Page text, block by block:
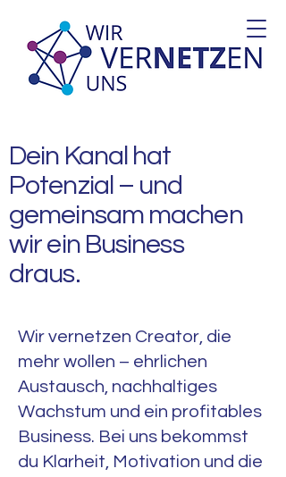
Dein Kanal hat
Potenzial – und
gemeinsam machen
wir ein Business
draus.
Wir vernetzen Creator, die
mehr wollen – ehrlichen
Austausch, nachhaltiges
Wachstum und ein profitables
Business. Bei uns bekommst
du Klarheit, Motivation und die